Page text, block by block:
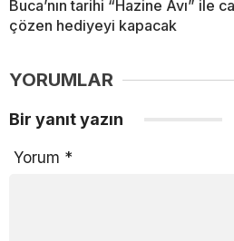
Buca’nın tarihi “Hazine Avı” ile
çözen hediyeyi kapacak
YORUMLAR
Bir yanıt yazın
Yorum *